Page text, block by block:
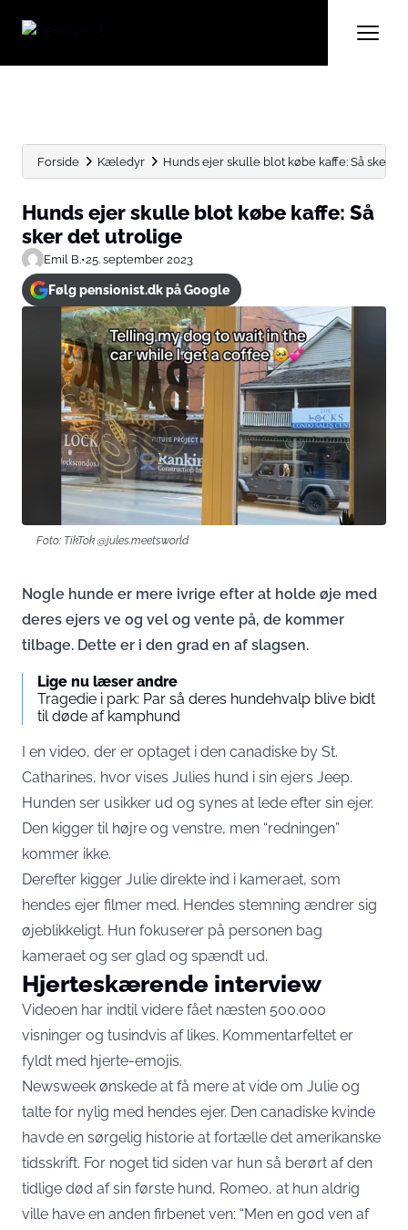
Forside Kæledyr Hunds ejer skulle blot købe kaffe: Så sker
Hunds ejer skulle blot købe kaffe: Så
sker det utrolige
Emil B.•25. september 2023
Følg pensionist.dk på Google
Foto: TikTok @jules.meetsworld
Nogle hunde er mere ivrige efter at holde øje med
deres ejers ve og vel og vente på, de kommer
tilbage. Dette er i den grad en af slagsen.
Lige nu læser andre
Tragedie i park: Par så deres hundehvalp blive bidt
til døde af kamphund
I en video, der er optaget i den canadiske by St.
Catharines, hvor vises Julies hund i sin ejers Jeep.
Hunden ser usikker ud og synes at lede efter sin ejer.
Den kigger til højre og venstre, men “redningen”
kommer ikke.
Derefter kigger Julie direkte ind i kameraet, som
hendes ejer filmer med. Hendes stemning ændrer sig
øjeblikkeligt. Hun fokuserer på personen bag
kameraet og ser glad og spændt ud.
Hjerteskærende interview
Videoen har indtil videre fået næsten 500.000
visninger og tusindvis af likes. Kommentarfeltet er
fyldt med hjerte-emojis.
Newsweek ønskede at få mere at vide om Julie og
talte for nylig med hendes ejer. Den canadiske kvinde
havde en sørgelig historie at fortælle det amerikanske
tidsskrift. For noget tid siden var hun så berørt af den
tidlige død af sin første hund, Romeo, at hun aldrig
ville have en anden firbenet ven: “Men en god ven af